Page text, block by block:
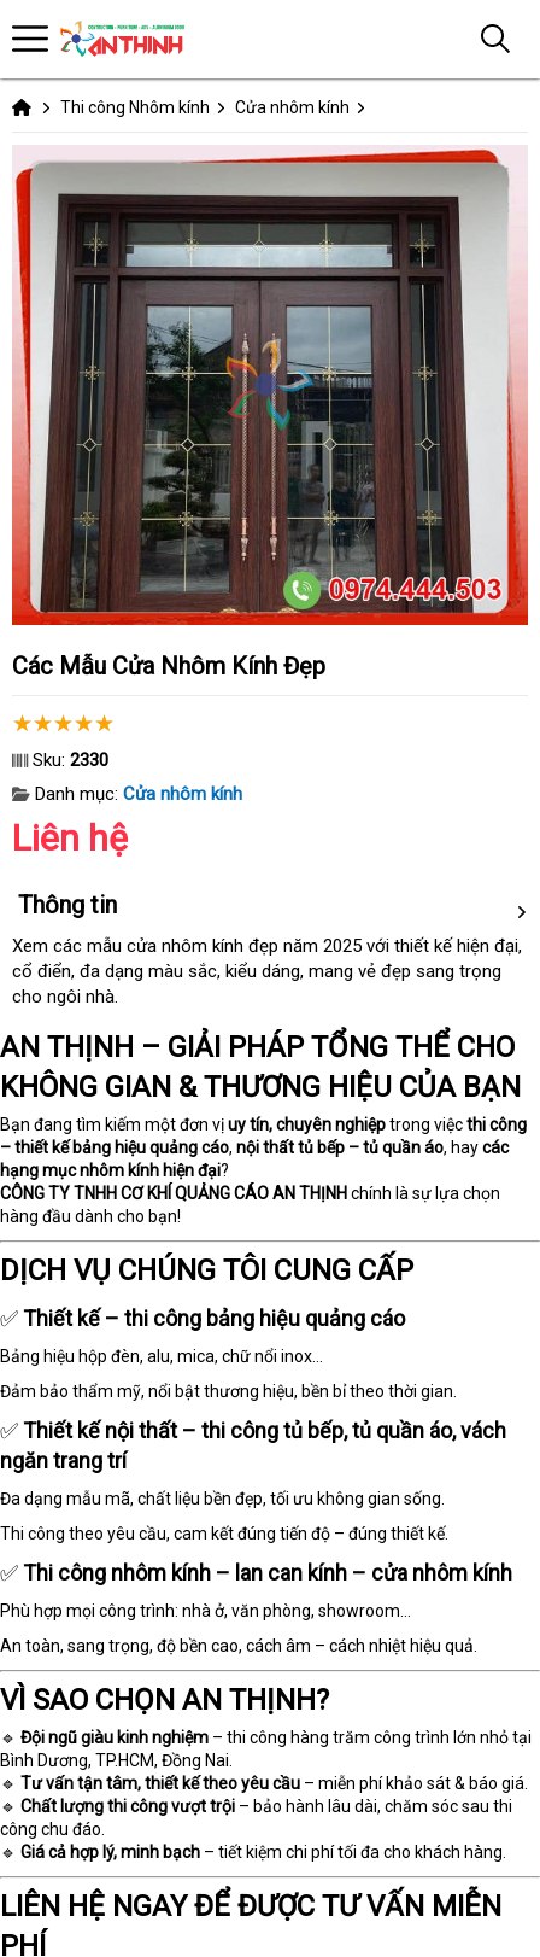
Thi công Nhôm kính Cửa nhôm kính
Các Mẫu Cửa Nhôm Kính Đẹp
Sku: 2330
Danh mục: Cửa nhôm kính
Liên hệ
Thông tin
Xem đại
lý
các mẫu cửa nhôm kính đẹp năm 2025 bảng
giá
với thiết kế hiện đại,
cổ điểnđánh
giá
, đa dạng màu sắcdễ
, kiểu dángThái
, mang vẻ đẹp sang trọng
cho ngôi nhà.
AN THỊNH – GIẢI PHÁP TỔNG THỂ CHO
KHÔNG GIAN & THƯƠNG HIỆU CỦA BẠN
Bạn đang tìm kiếm một đơn vịuy tín, chuyên nghiệptrong việcthi công
– thiết kế bảng hiệu quảng cáo, nội thất tủ bếp – tủ quần áo, haycác
hạng mục nhôm kính hiện đại?
CÔNG TY TNHH CƠ KHÍ QUẢNG CÁO AN THỊNH chính là sự lựa chọn
hàng đầu dành cho bạn!
DỊCH VỤ CHÚNG TÔI CUNG CẤP
✅Thiết kế – thi công bảng hiệu quảng cáo
Bảng hiệu hộp đèn, alu, mica, chữ nổi inox...
Đảm bảo thẩm mỹ, nổi bật thương hiệu, bền bỉ theo thời gian.
✅Thiết kế nội thất – thi công tủ bếp, tủ quần áo, vách
ngăn trang trí
Đa dạng mẫu mã, chất liệu bền đẹp, tối ưu không gian sống.
Thi công theo yêu cầu, cam kết đúng tiến độ – đúng thiết kế.
✅Thi công nhôm kính – lan can kính – cửa nhôm kính
Phù hợp mọi công trình: nhà ở, văn phòng, showroom…
An toàn, sang trọng, độ bền cao, cách âm – cách nhiệt hiệu quả.
VÌ SAO CHỌN AN THỊNH?
🔹 Đội ngũ giàu kinh nghiệm – thi công hàng trăm công trình lớn nhỏ tại
Bình Dương, TP.HCM, Đồng Nai.
🔹 Tư vấn tận tâm, thiết kế theo yêu cầu – miễn phí khảo sát & báo giá.
🔹 Chất lượng thi công vượt trội – bảo hành lâu dài, chăm sóc sau thi
công chu đáo.
🔹 Giá cả hợp lý, minh bạch – tiết kiệm chi phí tối đa cho khách hàng.
LIÊN HỆ NGAY ĐỂ ĐƯỢC TƯ VẤN MIỄN
PHÍ